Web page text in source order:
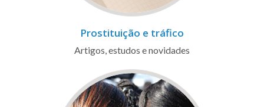
Prostituição e tráfico
Artigos, estudos e novidades